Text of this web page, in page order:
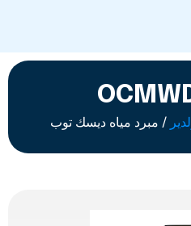
/ مبرد مياه ديسك توب